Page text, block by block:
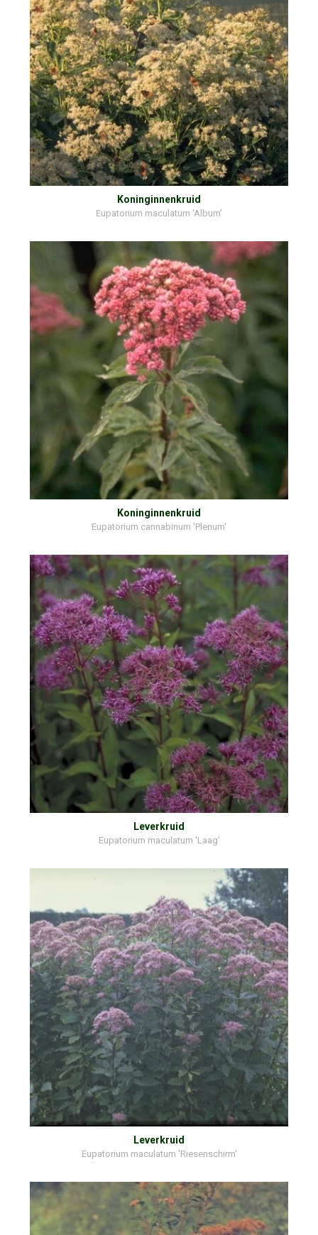
Koninginnenkruid
Eupatorium maculatum 'Album'
Koninginnenkruid
Eupatorium cannabinum 'Plenum'
Leverkruid
Eupatorium maculatum 'Laag'
Leverkruid
Eupatorium maculatum 'Riesenschirm'